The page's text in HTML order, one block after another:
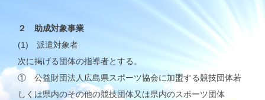
２ 助成対象事業
(1) 派遣対象者
次に掲げる団体の指導者とする。
① 公益財団法人広島県スポーツ協会に加盟する競技団体若
しくは県内のその他の競技団体又は県内のスポーツ団体